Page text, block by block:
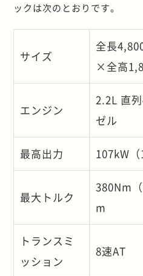
ックは次のとおりです。
サイズ
全長
×全高
エンジン
2.2L 直
ゼル
最高出力 107kW
最大トルク
380Nm
m
トランスミ
ッション
8速AT